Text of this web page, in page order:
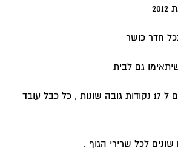
חדר כושר
גם לבית
כבלים מתכווננים ל 17 נקודות גובה שונות , כל כבל עובד
לכל שרירי הגוף .